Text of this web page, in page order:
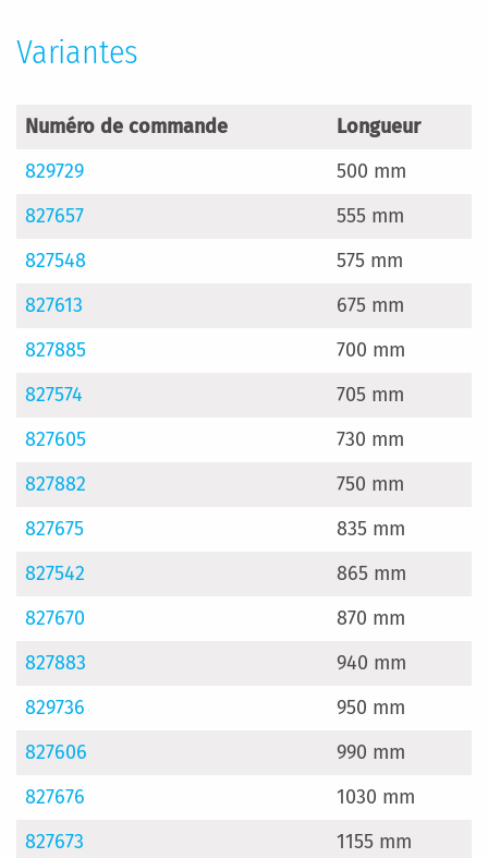
Variantes
Numéro de commande
Longueur
829729
500 mm
827657
555 mm
827548
575 mm
827613
675 mm
827885
700 mm
827574
705 mm
827605
730 mm
827882
750 mm
827675
835 mm
827542
865 mm
827670
870 mm
827883
940 mm
829736
950 mm
827606
990 mm
827676
1030 mm
827673
1155 mm